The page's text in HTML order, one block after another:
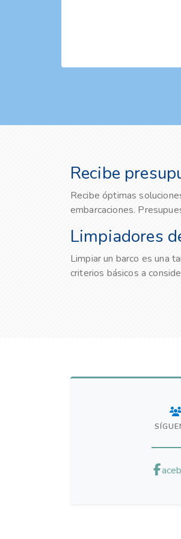
Recibe
Recibe óptimas
embarcaciones.
Limpiadores
Limpiar un barco es una
criterios básicos a